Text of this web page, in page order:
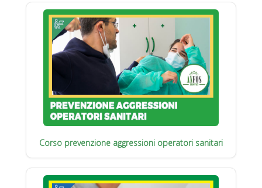
Corso prevenzione aggressioni operatori sanitari